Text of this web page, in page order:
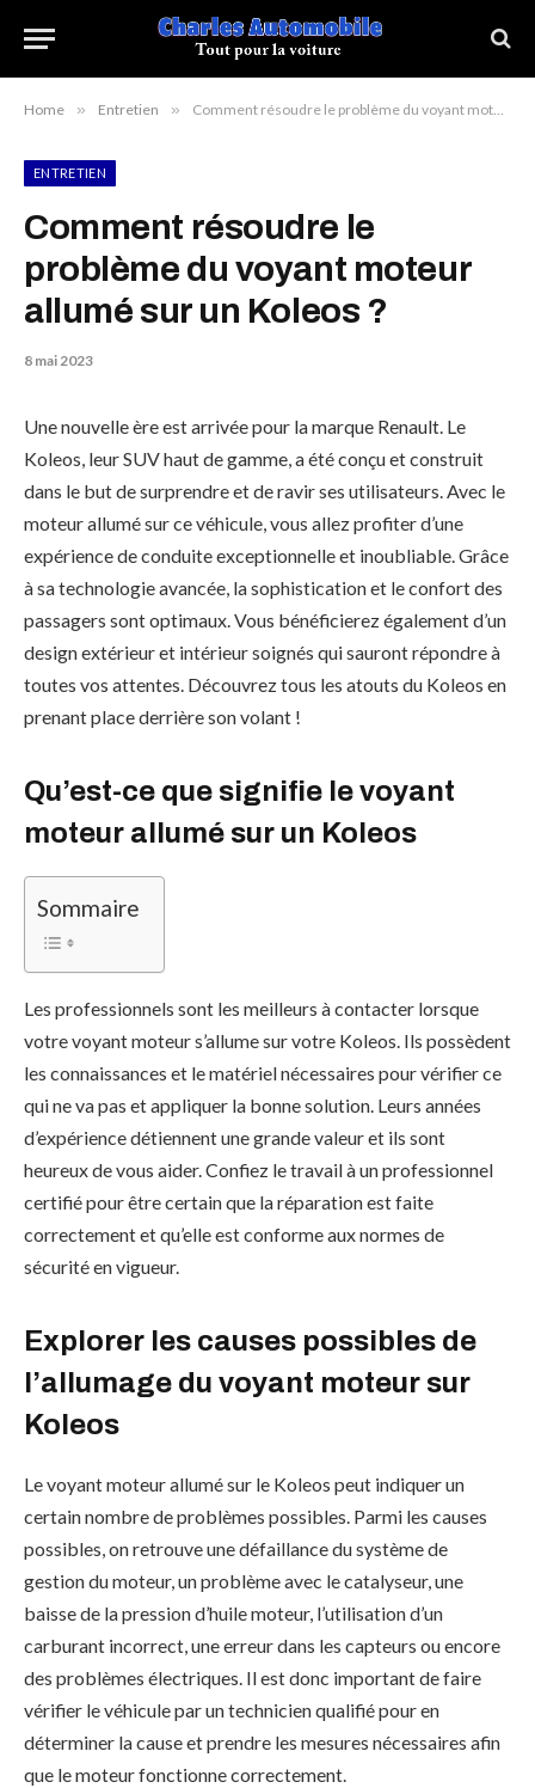
Home » Entretien » Comment résoudre le problème du voyant moteur allumé sur un Koleos ?
ENTRETIEN
Comment résoudre le
problème du voyant moteur
allumé sur un Koleos ?
8 mai 2023
Une nouvelle ère est arrivée pour la marque Renault. Le
Koleos, leur SUV haut de gamme, a été conçu et construit
dans le but de surprendre et de ravir ses utilisateurs. Avec le
moteur allumé sur ce véhicule, vous allez profiter d’une
expérience de conduite exceptionnelle et inoubliable. Grâce
à sa technologie avancée, la sophistication et le confort des
passagers sont optimaux. Vous bénéficierez également d’un
design extérieur et intérieur soignés qui sauront répondre à
toutes vos attentes. Découvrez tous les atouts du Koleos en
prenant place derrière son volant !
Qu’est-ce que signifie le voyant
moteur allumé sur un Koleos
Sommaire
Les professionnels sont les meilleurs à contacter lorsque
votre voyant moteur s’allume sur votre Koleos. Ils possèdent
les connaissances et le matériel nécessaires pour vérifier ce
qui ne va pas et appliquer la bonne solution. Leurs années
d’expérience détiennent une grande valeur et ils sont
heureux de vous aider. Confiez le travail à un professionnel
certifié pour être certain que la réparation est faite
correctement et qu’elle est conforme aux normes de
sécurité en vigueur.
Explorer les causes possibles de
l’allumage du voyant moteur sur
Koleos
Le voyant moteur allumé sur le Koleos peut indiquer un
certain nombre de problèmes possibles. Parmi les causes
possibles, on retrouve une défaillance du système de
gestion du moteur, un problème avec le catalyseur, une
baisse de la pression d’huile moteur, l’utilisation d’un
carburant incorrect, une erreur dans les capteurs ou encore
des problèmes électriques. Il est donc important de faire
vérifier le véhicule par un technicien qualifié pour en
déterminer la cause et prendre les mesures nécessaires afin
que le moteur fonctionne correctement.